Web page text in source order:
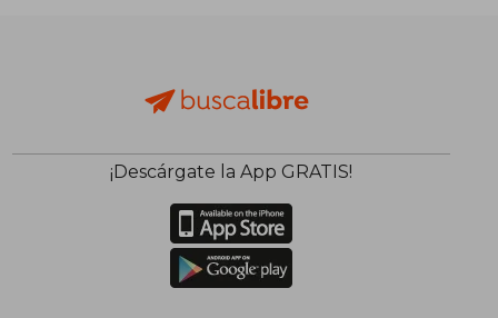
¡Descárgate la App GRATIS!